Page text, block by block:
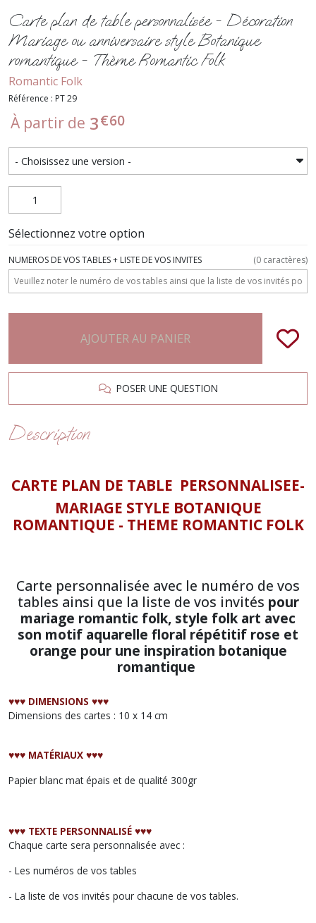
Carte plan de table personnalisée - Décoration
Mariage ou anniversaire style Botanique
romantique - Thème Romantic Folk
Romantic Folk
Référence : PT 29
À partir de 3€60
Sélectionnez votre option
NUMEROS DE VOS TABLES + LISTE DE VOS INVITES (0 caractères)
AJOUTER AU PANIER
POSER UNE QUESTION
Description
CARTE PLAN DE TABLE PERSONNALISEE-
MARIAGE STYLE BOTANIQUE
ROMANTIQUE - THEME ROMANTIC FOLK
Carte personnalisée avec le numéro de vos
tables ainsi que la liste de vos invités pour
mariage romantic folk, style folk art avec
son motif aquarelle floral répétitif rose et
orange pour une inspiration botanique
romantique
♥︎♥︎♥︎ DIMENSIONS ♥︎♥︎♥︎
Dimensions des cartes : 10 x 14 cm
♥︎♥︎♥︎ MATÉRIAUX ♥︎♥︎♥︎
Papier blanc mat épais et de qualité 300gr
♥︎♥︎♥︎ TEXTE PERSONNALISÉ ♥︎♥︎♥︎
Chaque carte sera personnalisée avec :
- Les numéros de vos tables
- La liste de vos invités pour chacune de vos tables.